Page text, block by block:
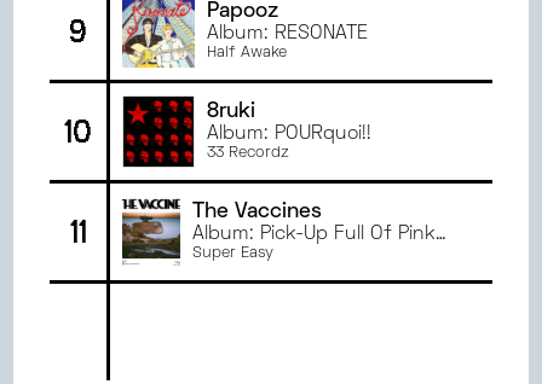
9
Papooz
Album: RESONATE
Half Awake
10
8ruki
Album: POURquoi!!
33 Recordz
11
The Vaccines
Album: Pick-Up Full Of Pink
Carnations
Super Easy